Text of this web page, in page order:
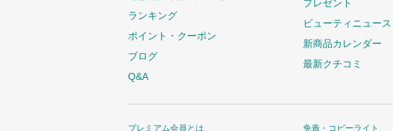
ランキング
ポイント・クーポン
ブログ
Q&A
プレゼント
ビューティニュース
新商品カレンダー
最新クチコミ
プレミアム会員とは 免責・コピーライト